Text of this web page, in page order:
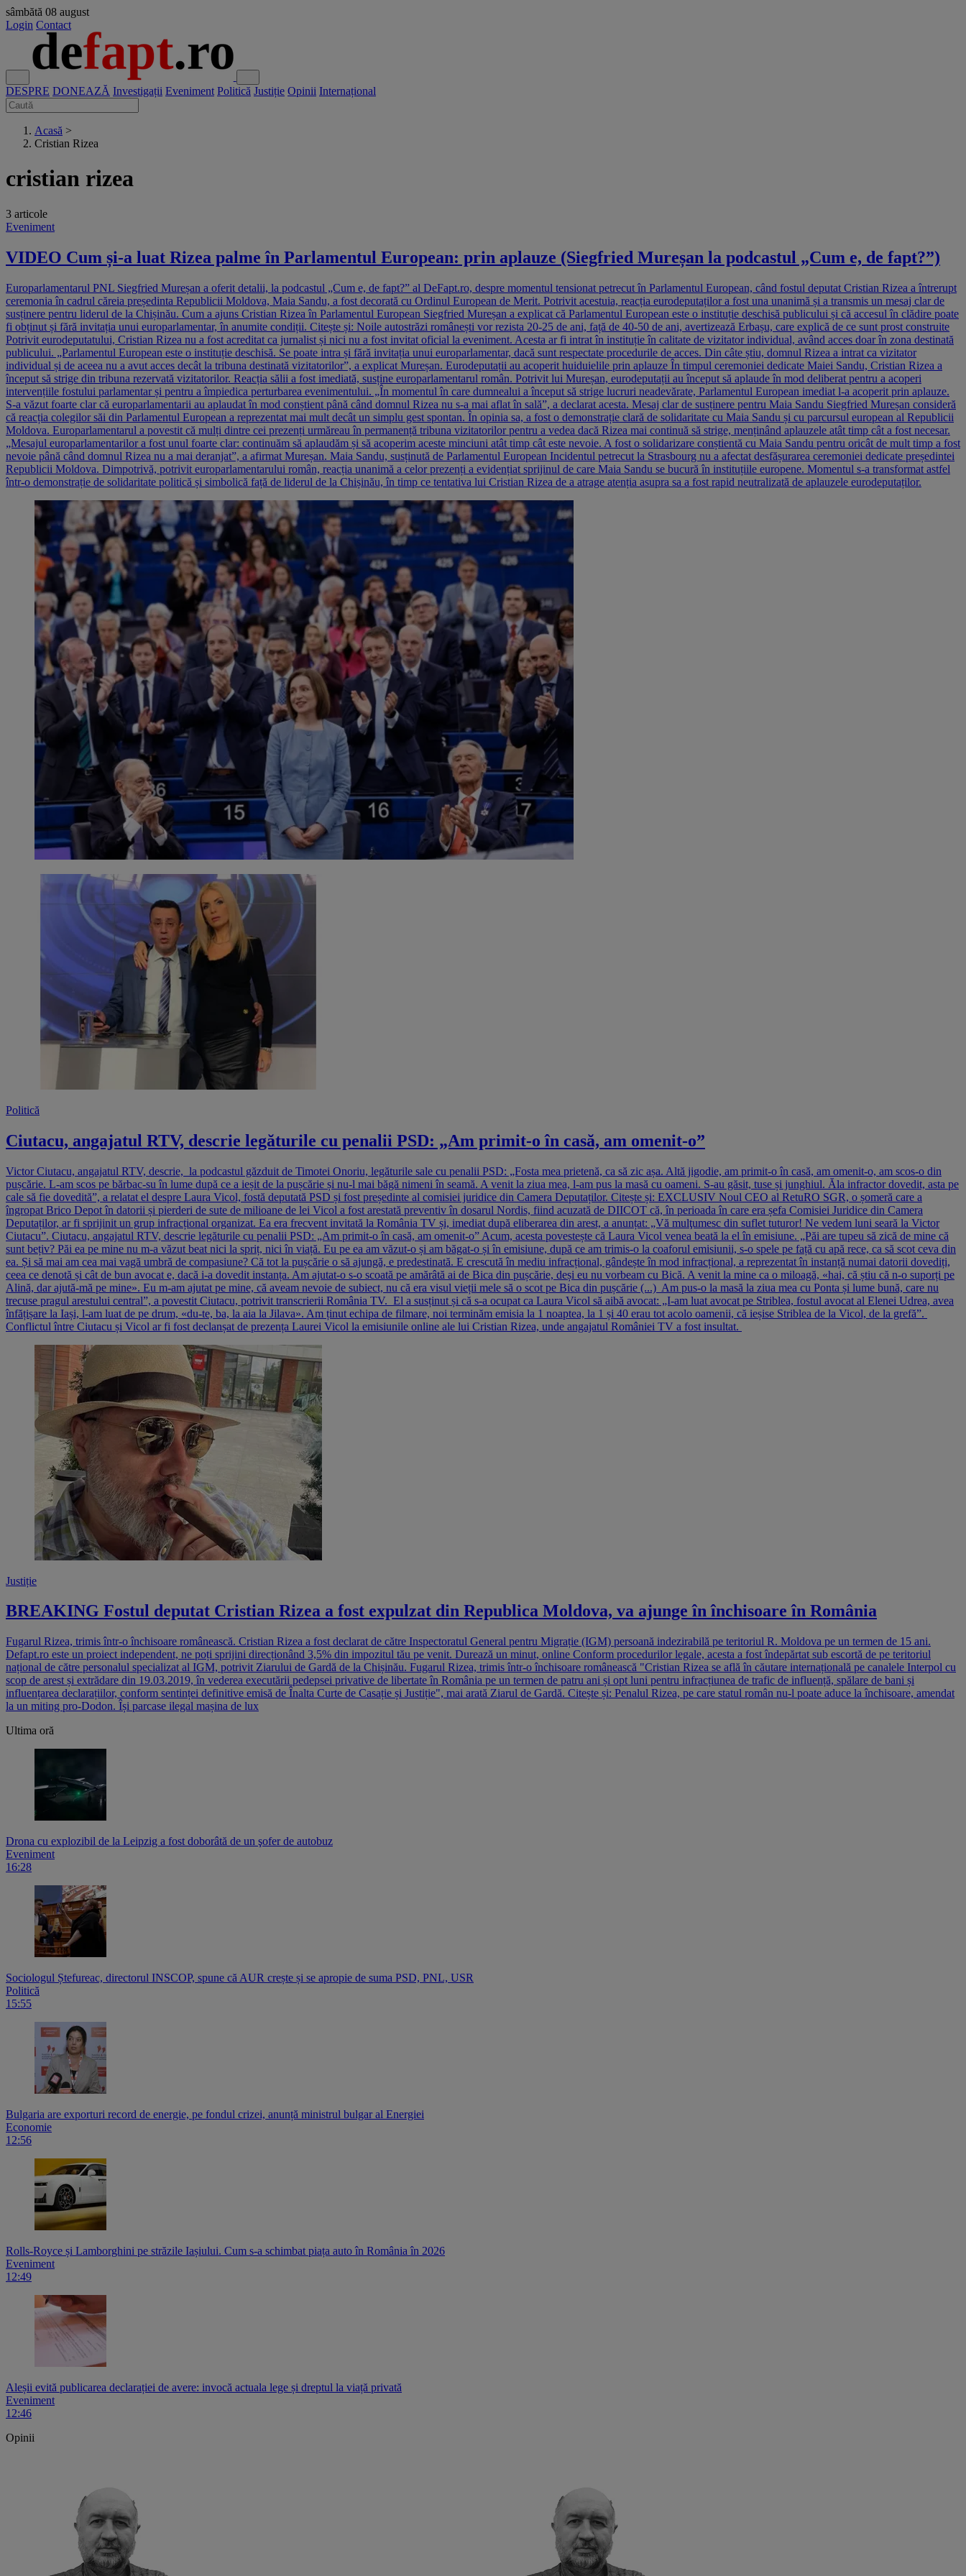
sâmbătă 08 august
Login Contact
DESPRE DONEAZĂ Investigații Eveniment Politică Justiție Opinii Internațional
Acasă >
Cristian Rizea
cristian rizea
3 articole
Eveniment
VIDEO Cum și-a luat Rizea palme în Parlamentul European: prin aplauze (Siegfried Mureșan la podcastul „Cum e, de fapt?”)
Europarlamentarul PNL Siegfried Mureșan a oferit detalii, la podcastul „Cum e, de fapt?” al DeFapt.ro, despre momentul tensionat petrecut în Parlamentul European, când fostul deputat Cristian Rizea a întrerupt
ceremonia în cadrul căreia președinta Republicii Moldova, Maia Sandu, a fost decorată cu Ordinul European de Merit. Potrivit acestuia, reacția eurodeputaților a fost una unanimă și a transmis un mesaj clar de
susținere pentru liderul de la Chișinău. Cum a ajuns Cristian Rizea în Parlamentul European Siegfried Mureșan a explicat că Parlamentul European este o instituție deschisă publicului și că accesul în clădire poate
fi obținut și fără invitația unui europarlamentar, în anumite condiții. Citește și: Noile autostrăzi românești vor rezista 20-25 de ani, față de 40-50 de ani, avertizează Erbașu, care explică de ce sunt prost construite
Potrivit eurodeputatului, Cristian Rizea nu a fost acreditat ca jurnalist și nici nu a fost invitat oficial la eveniment. Acesta ar fi intrat în instituție în calitate de vizitator individual, având acces doar în zona destinată
publicului. „Parlamentul European este o instituție deschisă. Se poate intra și fără invitația unui europarlamentar, dacă sunt respectate procedurile de acces. Din câte știu, domnul Rizea a intrat ca vizitator
individual și de aceea nu a avut acces decât la tribuna destinată vizitatorilor”, a explicat Mureșan. Eurodeputații au acoperit huiduielile prin aplauze În timpul ceremoniei dedicate Maiei Sandu, Cristian Rizea a
început să strige din tribuna rezervată vizitatorilor. Reacția sălii a fost imediată, susține europarlamentarul român. Potrivit lui Mureșan, eurodeputații au început să aplaude în mod deliberat pentru a acoperi
intervențiile fostului parlamentar și pentru a împiedica perturbarea evenimentului. „În momentul în care dumnealui a început să strige lucruri neadevărate, Parlamentul European imediat l-a acoperit prin aplauze.
S-a văzut foarte clar că europarlamentarii au aplaudat în mod conștient până când domnul Rizea nu s-a mai aflat în sală”, a declarat acesta. Mesaj clar de susținere pentru Maia Sandu Siegfried Mureșan consideră
că reacția colegilor săi din Parlamentul European a reprezentat mai mult decât un simplu gest spontan. În opinia sa, a fost o demonstrație clară de solidaritate cu Maia Sandu și cu parcursul european al Republicii
Moldova. Europarlamentarul a povestit că mulți dintre cei prezenți urmăreau în permanență tribuna vizitatorilor pentru a vedea dacă Rizea mai continuă să strige, menținând aplauzele atât timp cât a fost necesar.
„Mesajul europarlamentarilor a fost unul foarte clar: continuăm să aplaudăm și să acoperim aceste minciuni atât timp cât este nevoie. A fost o solidarizare conștientă cu Maia Sandu pentru oricât de mult timp a fost
nevoie până când domnul Rizea nu a mai deranjat”, a afirmat Mureșan. Maia Sandu, susținută de Parlamentul European Incidentul petrecut la Strasbourg nu a afectat desfășurarea ceremoniei dedicate președintei
Republicii Moldova. Dimpotrivă, potrivit europarlamentarului român, reacția unanimă a celor prezenți a evidențiat sprijinul de care Maia Sandu se bucură în instituțiile europene. Momentul s-a transformat astfel
într-o demonstrație de solidaritate politică și simbolică față de liderul de la Chișinău, în timp ce tentativa lui Cristian Rizea de a atrage atenția asupra sa a fost rapid neutralizată de aplauzele eurodeputaților.
Politică
Ciutacu, angajatul RTV, descrie legăturile cu penalii PSD: „Am primit-o în casă, am omenit-o”
Victor Ciutacu, angajatul RTV, descrie, la podcastul găzduit de Timotei Onoriu, legăturile sale cu penalii PSD: „Fosta mea prietenă, ca să zic așa. Altă jigodie, am primit-o în casă, am omenit-o, am scos-o din
pușcărie. L-am scos pe bărbac-su în lume după ce a ieșit de la pușcărie și nu-l mai băgă nimeni în seamă. A venit la ziua mea, l-am pus la masă cu oameni. S-au găsit, tuse și junghiul. Ăla infractor dovedit, asta pe
cale să fie dovedită”, a relatat el despre Laura Vicol, fostă deputată PSD și fost președinte al comisiei juridice din Camera Deputaților. Citește și: EXCLUSIV Noul CEO al RetuRO SGR, o șomeră care a
îngropat Brico Depot în datorii și pierderi de sute de milioane de lei Vicol a fost arestată preventiv în dosarul Nordis, fiind acuzată de DIICOT că, în perioada în care era șefa Comisiei Juridice din Camera
Deputaților, ar fi sprijinit un grup infracțional organizat. Ea era frecvent invitată la România TV și, imediat după eliberarea din arest, a anunțat: „Vă mulţumesc din suflet tuturor! Ne vedem luni seară la Victor
Ciutacu”. Ciutacu, angajatul RTV, descrie legăturile cu penalii PSD: „Am primit-o în casă, am omenit-o” Acum, acesta povestește că Laura Vicol venea beată la el în emisiune. „Păi are tupeu să zică de mine că
sunt bețiv? Păi ea pe mine nu m-a văzut beat nici la spriț, nici în viață. Eu pe ea am văzut-o și am băgat-o și în emisiune, după ce am trimis-o la coaforul emisiunii, s-o spele pe față cu apă rece, ca să scot ceva din
ea. Și să mai am cea mai vagă umbră de compasiune? Că tot la pușcărie o să ajungă, e predestinată. E crescută în mediu infracțional, gândește în mod infracțional, a reprezentat în instanță numai datorii dovediți,
ceea ce denotă și cât de bun avocat e, dacă i-a dovedit instanța. Am ajutat-o s-o scoată pe amărâtă ai de Bica din pușcărie, deși eu nu vorbeam cu Bică. A venit la mine ca o miloagă, «hai, că știu că n-o suporți pe
Alină, dar ajută-mă pe mine». Eu m-am ajutat pe mine, că aveam nevoie de subiect, nu că era visul vieții mele să o scot pe Bica din pușcărie (...) Am pus-o la masă la ziua mea cu Ponta și lume bună, care nu
trecuse pragul arestului central”, a povestit Ciutacu, potrivit transcrierii România TV. El a susținut și că s-a ocupat ca Laura Vicol să aibă avocat: „I-am luat avocat pe Striblea, fostul avocat al Elenei Udrea, avea
înfățișare la Iași, l-am luat de pe drum, «du-te, ba, la aia la Jilava». Am ținut echipa de filmare, noi terminăm emisia la 1 noaptea, la 1 și 40 erau tot acolo oamenii, că ieșise Striblea de la Vicol, de la grefă”.
Conflictul între Ciutacu și Vicol ar fi fost declanșat de prezența Laurei Vicol la emisiunile online ale lui Cristian Rizea, unde angajatul României TV a fost insultat.
Justiție
BREAKING Fostul deputat Cristian Rizea a fost expulzat din Republica Moldova, va ajunge în închisoare în România
Fugarul Rizea, trimis într-o închisoare românească. Cristian Rizea a fost declarat de către Inspectoratul General pentru Migrație (IGM) persoană indezirabilă pe teritoriul R. Moldova pe un termen de 15 ani.
Defapt.ro este un proiect independent, ne poți sprijini direcționând 3,5% din impozitul tău pe venit. Durează un minut, online Conform procedurilor legale, acesta a fost îndepărtat sub escortă de pe teritoriul
național de către personalul specializat al IGM, potrivit Ziarului de Gardă de la Chișinău. Fugarul Rizea, trimis într-o închisoare românească "Cristian Rizea se află în căutare internațională pe canalele Interpol cu
scop de arest și extrădare din 19.03.2019, în vederea executării pedepsei privative de libertate în România pe un termen de patru ani și opt luni pentru infracțiunea de trafic de influență, spălare de bani și
influențarea declarațiilor, conform sentinței definitive emisă de Înalta Curte de Casație și Justiție", mai arată Ziarul de Gardă. Citește și: Penalul Rizea, pe care statul român nu-l poate aduce la închisoare, amendat
la un miting pro-Dodon. Își parcase ilegal mașina de lux
Ultima oră
Drona cu explozibil de la Leipzig a fost doborâtă de un şofer de autobuz
Eveniment
16:28
Sociologul Ștefureac, directorul INSCOP, spune că AUR crește și se apropie de suma PSD, PNL, USR
Politică
15:55
Bulgaria are exporturi record de energie, pe fondul crizei, anunță ministrul bulgar al Energiei
Economie
12:56
Rolls-Royce și Lamborghini pe străzile Iașiului. Cum s-a schimbat piața auto în România în 2026
Eveniment
12:49
Aleșii evită publicarea declarației de avere: invocă actuala lege și dreptul la viață privată
Eveniment
12:46
Opinii